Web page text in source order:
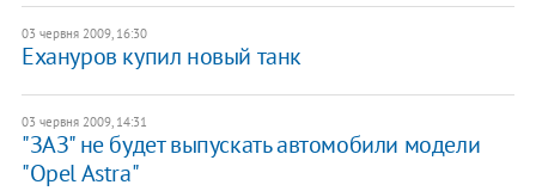
03 червня 2009, 16:30
Ехануров купил новый танк
03 червня 2009, 14:31
"ЗАЗ" не будет выпускать автомобили модели
"Opel Astra"